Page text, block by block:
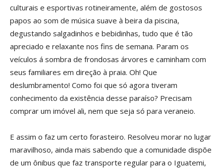
culturais e esportivas rotineiramente, além de gostosos
papos ao som de música suave à beira da piscina,
degustando salgadinhos e bebidinhas, tudo que é tão
apreciado e relaxante nos fins de semana. Param os
veículos á sombra de frondosas árvores e caminham com
seus familiares em direção à praia. Oh! Que
deslumbramento! Como foi que só agora tiveram
conhecimento da existência desse paraíso? Precisam
comprar um imóvel ali, nem que seja só para veraneio.
E assim o faz um certo forasteiro. Resolveu morar no lugar
maravilhoso, ainda mais sabendo que a comunidade dispõe
de um ônibus que faz transporte regular para o Iguatemi,